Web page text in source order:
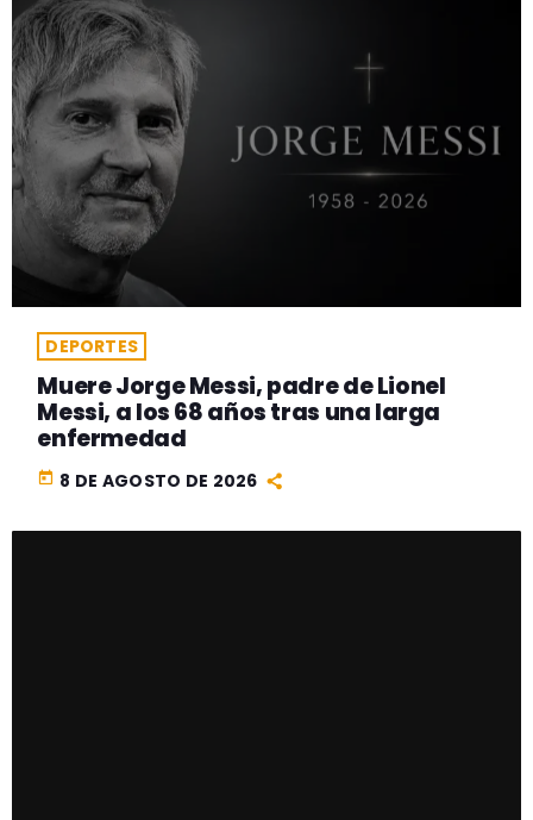
DEPORTES
Muere Jorge Messi, padre de Lionel
Messi, a los 68 años tras una larga
enfermedad
today 8 DE AGOSTO DE 2026